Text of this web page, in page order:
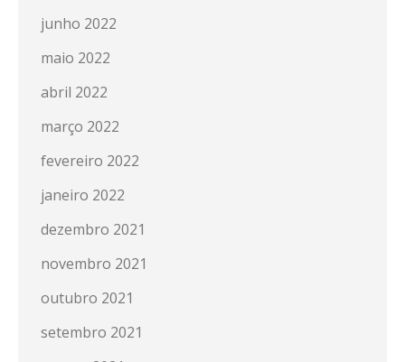
junho 2022
maio 2022
abril 2022
março 2022
fevereiro 2022
janeiro 2022
dezembro 2021
novembro 2021
outubro 2021
setembro 2021